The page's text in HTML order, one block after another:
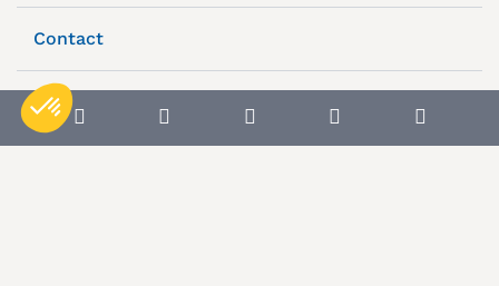
Contact
Plan du site